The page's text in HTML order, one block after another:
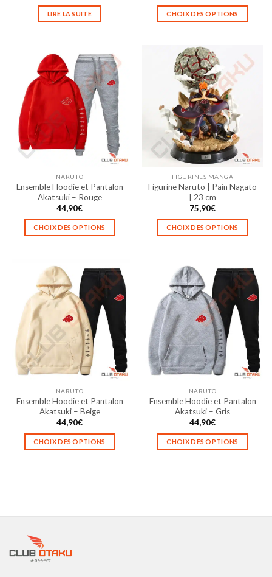
LIRE LA SUITE CHOIX DES OPTIONS
a
plusieurs
variations.
Les
options
peuvent
être
choisies
sur
page
du
produit
NARUTO
Ensemble Hoodie et Pantalon
Akatsuki – Rouge
44,90€
CHOIX DES OPTIONS
plusieurs
variations.
Les
options
peuvent
être
choisies
sur
page
du
produit
FIGURINES MANGA
Figurine Naruto | Pain Nagato
| 23 cm
75,90€
CHOIX DES OPTIONS
plusieurs
variations.
Les
options
peuvent
être
choisies
sur
page
du
produit
NARUTO
Ensemble Hoodie et Pantalon
Akatsuki – Beige
44,90€
CHOIX DES OPTIONS
Les
être
NARUTO
Ensemble Hoodie et Pantalon
Akatsuki – Gris
44,90€
CHOIX DES OPTIONS
Les